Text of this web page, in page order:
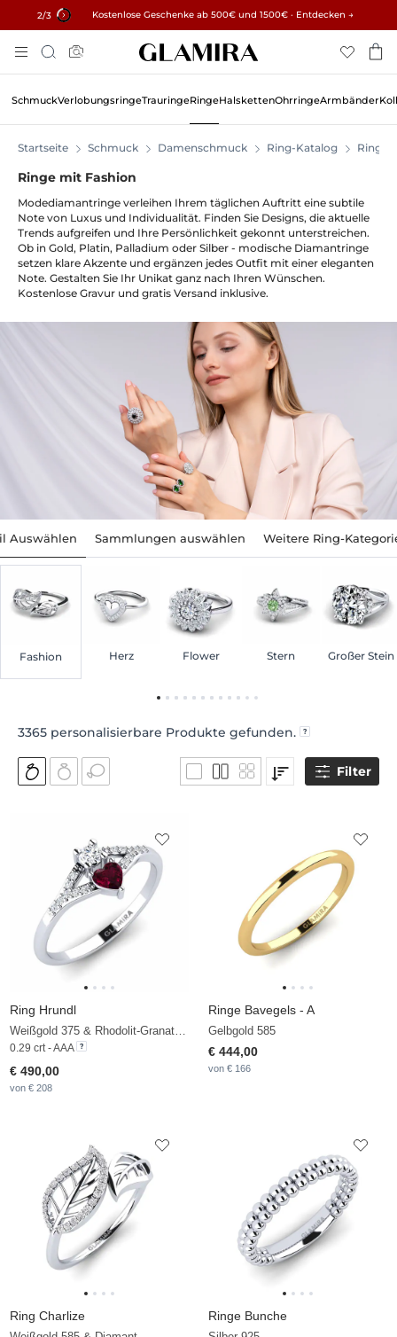
3/3 15% auf alle Bestellungen →
Kostenlose Geschenke ab 500€ und 1500€ · Entdecken →
✓ 60 Tage Rückgaberecht ✓ Kostenlose Größenanpassung
Inhalt
Springen
Suche
SchmuckVerlobungsringeTrauringeRingeHalskettenOhrringeArmbänder
Startseite Schmuck Damenschmuck Ring-Katalog Ringe
Ringe mit Fashion
Modediamantringe verleihen Ihrem täglichen Auftritt eine subtile
Note von Luxus und Individualität. Finden Sie Designs, die aktuelle
Trends aufgreifen und Ihre Persönlichkeit gekonnt unterstreichen.
Ob in Gold, Platin, Palladium oder Silber - modische Diamantringe
setzen klare Akzente und ergänzen jedes Outfit mit einer eleganten
Note. Gestalten Sie Ihr Unikat ganz nach Ihren Wünschen.
Kostenlose Gravur und gratis Versand inklusive.
Auswählen Sammlungen auswählen Weitere Ring-
Fashion Herz Flower Stern Großer Stein
3365 personalisierbare Produkte gefunden.
Filter
Ring Hrundl
Weißgold 375 & Rhodolit-Granat & Zirkonia
0.29 crt - AAA
€ 490,00
von € 208
Ringe Bavegels - A
Gelbgold 585
€ 444,00
von € 166
Ring Charlize Ringe Bunche